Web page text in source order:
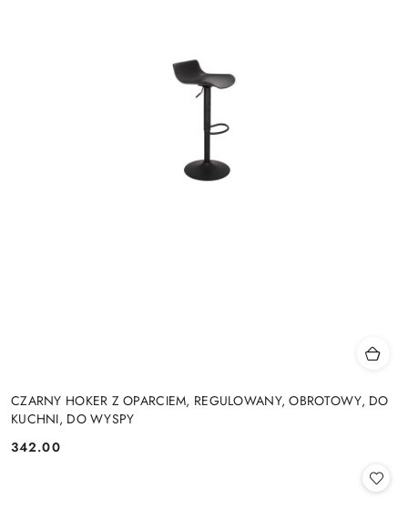
CZARNY HOKER Z OPARCIEM, REGULOWANY, OBROTOWY, DO
KUCHNI, DO WYSPY
Cena:
342.00